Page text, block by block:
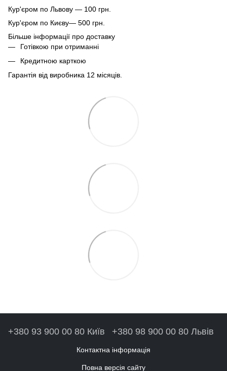
Кур'єром по Львову — 100 грн.
Кур'єром по Києву— 500 грн.
Більше інформації про доставку
Готівкою при отриманні
Кредитною карткою
Гарантія від виробника 12 місяців.
+380 93 900 00 80 Київ +380 98 900 00 80 Львів
Контактна інформація
Повна версія сайту